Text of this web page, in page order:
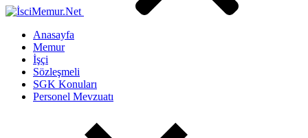
Anasayfa
Memur
İşçi
Sözleşmeli
SGK Konuları
Personel Mevzuatı